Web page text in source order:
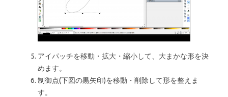
アイパッチを移動・拡大・縮小して、大まかな形を決
めます。
制御点(下図の黒矢印)を移動・削除して形を整えま
す。